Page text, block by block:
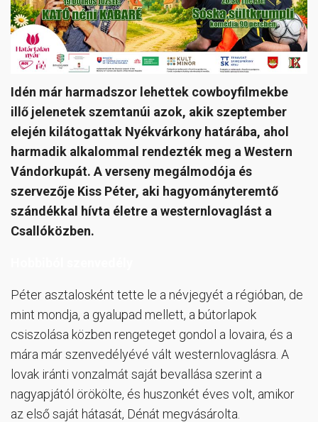
Idén már harmadszor lehettek cowboyfilmekbe
illő jelenetek szemtanúi azok, akik szeptember
elején kilátogattak Nyékvárkony határába, ahol
harmadik alkalommal rendezték meg a Western
Vándorkupát. A verseny megálmodója és
szervezője Kiss Péter, aki hagyományteremtő
szándékkal hívta életre a westernlovaglást a
Csallóközben.
Péter asztalosként tette le a névjegyét a régióban, de
mint mondja, a gyalupad mellett, a bútorlapok
csiszolása közben rengeteget gondol a lovaira, és a
mára már szenvedélyévé vált westernlovaglásra. A
lovak iránti vonzalmát saját bevallása szerint a
nagyapjától örökölte, és huszonkét éves volt, amikor
az első saját hátasát, Dénát megvásárolta.